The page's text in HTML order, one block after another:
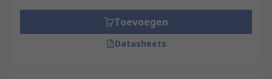
Toevoegen
Datasheets